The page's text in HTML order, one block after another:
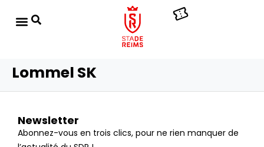
Lommel SK
Newsletter
Abonnez-vous en trois clics, pour ne rien manquer de